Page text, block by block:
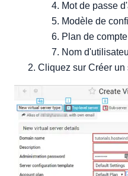
Mot de passe
Modèle de
Plan de compte
Nom
Cliquez sur Créer un